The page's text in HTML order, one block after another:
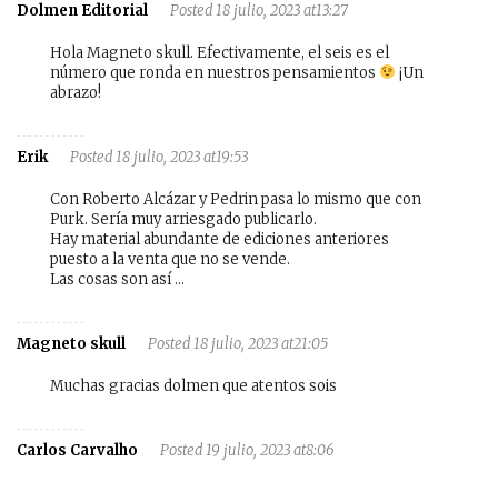
Dolmen Editorial Posted 18 julio, 2023 at13:27
Hola Magneto skull. Efectivamente, el seis es el
número que ronda en nuestros pensamientos
¡Un
abrazo!
Erik Posted 18 julio, 2023 at19:53
Con Roberto Alcázar y Pedrin pasa lo mismo que con
Purk. Sería muy arriesgado publicarlo.
Hay material abundante de ediciones anteriores
puesto a la venta que no se vende.
Las cosas son así …
Magneto skull Posted 18 julio, 2023 at21:05
Muchas gracias dolmen que atentos sois
Carlos Carvalho Posted 19 julio, 2023 at8:06